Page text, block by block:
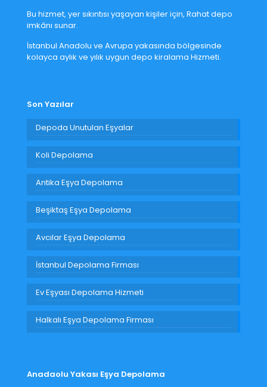
Bu hizmet, yer sıkıntısı yaşayan kişiler için, Rahat depo
imkânı sunar.
İstanbul Anadolu ve Avrupa yakasında bölgesinde
kolayca aylık ve yılık uygun depo kiralama Hizmeti.
Son Yazılar
Depoda Unutulan Eşyalar
Koli Depolama
Antika Eşya Depolama
Beşiktaş Eşya Depolama
Avcılar Eşya Depolama
İstanbul Depolama Firması
Ev Eşyası Depolama Hizmeti
Halkalı Eşya Depolama Firması
Anadaolu Yakası Eşya Depolama